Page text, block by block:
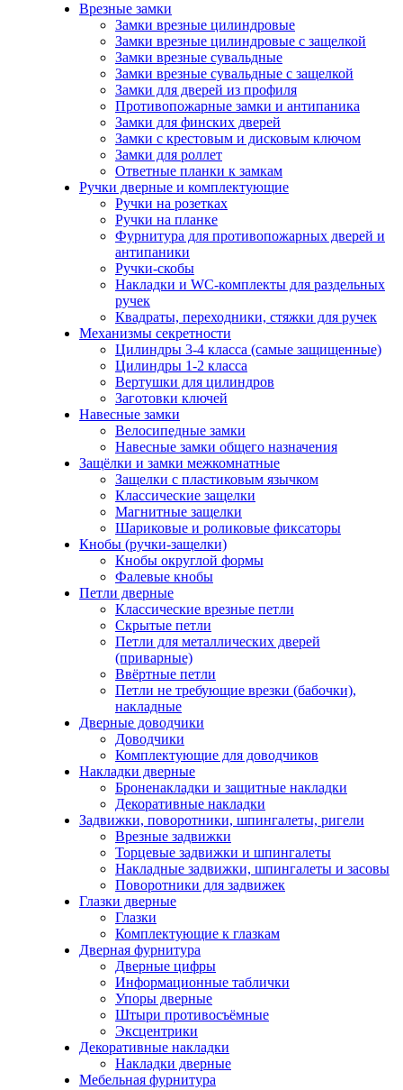
Врезные замки
Замки врезные цилиндровые
Замки врезные цилиндровые с защелкой
Замки врезные сувальдные
Замки врезные сувальдные с защелкой
Замки для дверей из профиля
Противопожарные замки и антипаника
Замки для финских дверей
Замки с крестовым и дисковым ключом
Замки для роллет
Ответные планки к замкам
Ручки дверные и комплектующие
Ручки на розетках
Ручки на планке
Фурнитура для противопожарных дверей и
антипаники
Ручки-скобы
Накладки и WC-комплекты для раздельных
ручек
Квадраты, переходники, стяжки для ручек
Механизмы секретности
Цилиндры 3-4 класса (самые защищенные)
Цилиндры 1-2 класса
Вертушки для цилиндров
Заготовки ключей
Навесные замки
Велосипедные замки
Навесные замки общего назначения
Защёлки и замки межкомнатные
Защелки с пластиковым язычком
Классические защелки
Магнитные защелки
Шариковые и роликовые фиксаторы
Кнобы (ручки-защелки)
Кнобы округлой формы
Фалевые кнобы
Петли дверные
Классические врезные петли
Скрытые петли
Петли для металлических дверей
(приварные)
Ввёртные петли
Петли не требующие врезки (бабочки),
накладные
Дверные доводчики
Доводчики
Комплектующие для доводчиков
Накладки дверные
Броненакладки и защитные накладки
Декоративные накладки
Задвижки, поворотники, шпингалеты, ригели
Врезные задвижки
Торцевые задвижки и шпингалеты
Накладные задвижки, шпингалеты и засовы
Поворотники для задвижек
Глазки дверные
Глазки
Комплектующие к глазкам
Дверная фурнитура
Дверные цифры
Информационные таблички
Упоры дверные
Штыри противосъёмные
Эксцентрики
Декоративные накладки
Накладки дверные
Мебельная фурнитура